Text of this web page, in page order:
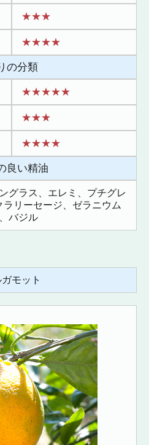
★★★
★★★★
の分類
★★★★★
★★★
★★★★
良い精油
グラス、エレミ、プチグレ
リーセージ、ゼラニウム
バジル
モット